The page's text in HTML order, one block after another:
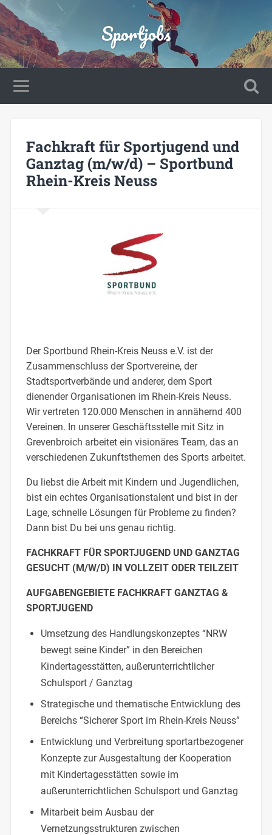
Sportjobs
Fachkraft für Sportjugend und
Ganztag (m/w/d) – Sportbund
Rhein-Kreis Neuss
Der Sportbund Rhein-Kreis Neuss e.V. ist der
Zusammenschluss der Sportvereine, der
Stadtsportverbände und anderer, dem Sport
dienender Organisationen im Rhein-Kreis Neuss.
Wir vertreten 120.000 Menschen in annähernd 400
Vereinen. In unserer Geschäftsstelle mit Sitz in
Grevenbroich arbeitet ein visionäres Team, das an
verschiedenen Zukunftsthemen des Sports arbeitet.
Du liebst die Arbeit mit Kindern und Jugendlichen,
bist ein echtes Organisationstalent und bist in der
Lage, schnelle Lösungen für Probleme zu finden?
Dann bist Du bei uns genau richtig.
FACHKRAFT FÜR SPORTJUGEND UND GANZTAG
GESUCHT (M/W/D) IN VOLLZEIT ODER TEILZEIT
AUFGABENGEBIETE FACHKRAFT GANZTAG &
SPORTJUGEND
Umsetzung des Handlungskonzeptes “NRW
bewegt seine Kinder” in den Bereichen
Kindertagesstätten, außerunterrichtlicher
Schulsport / Ganztag
Strategische und thematische Entwicklung des
Bereichs “Sicherer Sport im Rhein-Kreis Neuss”
Entwicklung und Verbreitung sportartbezogener
Konzepte zur Ausgestaltung der Kooperation
mit Kindertagesstätten sowie im
außerunterrichtlichen Schulsport und Ganztag
Mitarbeit beim Ausbau der
Vernetzungsstrukturen zwischen